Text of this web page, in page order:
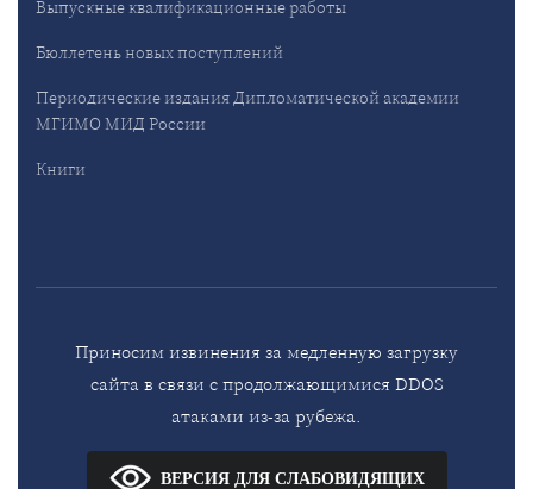
Выпускные квалификационные работы
Бюллетень новых поступлений
Периодические издания Дипломатической академии
МГИМО МИД России
Книги
Приносим извинения за медленную загрузку
сайта в связи с продолжающимися DDOS
атаками из-за рубежа.
ВЕРСИЯ ДЛЯ СЛАБОВИДЯЩИХ